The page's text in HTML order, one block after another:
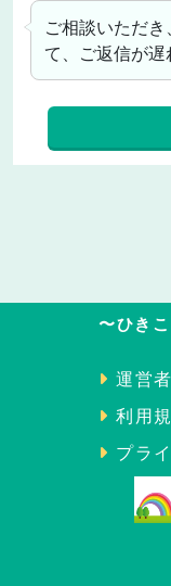
ご相談いただ
て、ご返信が
〜ひき
運営
利用
プラ